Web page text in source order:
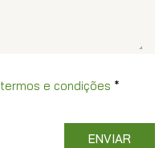
termos e condições *
ENVIAR